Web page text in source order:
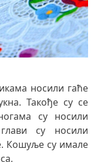
носили гаће
Такође су се
су носили
су носили
Кошуље су имале